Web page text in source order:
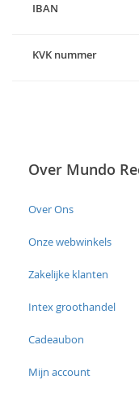
IBAN
KVK nummer
Over Mundo
Over Ons
Onze webwinkels
Zakelijke klanten
Intex groothandel
Cadeaubon
Mijn account